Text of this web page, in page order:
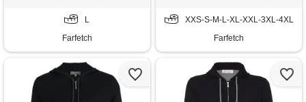
L
Farfetch
XXS-S-M-L-XL-XXL-3XL-4XL
Farfetch